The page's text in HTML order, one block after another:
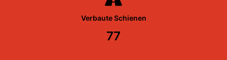
Verbaute Schienen
77